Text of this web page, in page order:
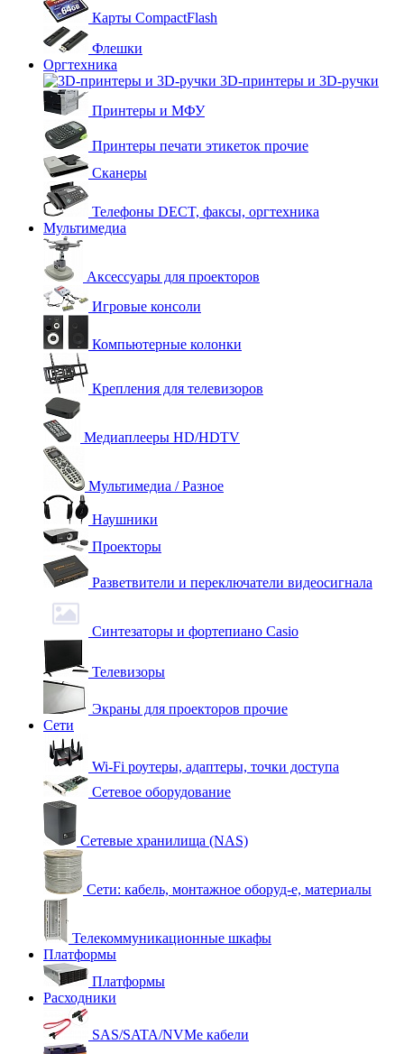
Карты CompactFlash
Флешки
Оргтехника
3D-принтеры и 3D-ручки
Принтеры и МФУ
Принтеры печати этикеток прочие
Сканеры
Телефоны DECT, факсы, оргтехника
Мультимедиа
Аксессуары для проекторов
Игровые консоли
Компьютерные колонки
Крепления для телевизоров
Медиаплееры HD/HDTV
Мультимедиа / Разное
Наушники
Проекторы
Разветвители и переключатели видеосигнала
Синтезаторы и фортепиано Casio
Телевизоры
Экраны для проекторов прочие
Сети
Wi-Fi роутеры, адаптеры, точки доступа
Сетевое оборудование
Сетевые хранилища (NAS)
Сети: кабель, монтажное оборуд-е, материалы
Телекоммуникационные шкафы
Платформы
Платформы
Расходники
SAS/SATA/NVMe кабели